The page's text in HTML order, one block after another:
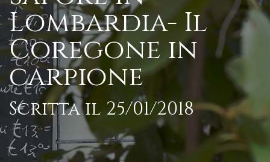
Lombardia- Il
Coregone in
carpione
Scritta il 25/01/2018